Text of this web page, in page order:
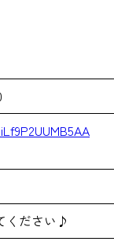
ください♪